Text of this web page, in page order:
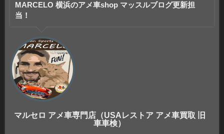
MARCELO 横浜のアメ車shop マッスルブログ更新担
当！
マルセロ アメ車専門店（USAレストア アメ車買取 旧
車車検）